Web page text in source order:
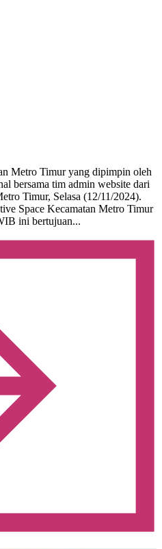
Metro Timur yang dipimpin oleh
bersama tim admin website dari
Timur, Selasa (12/11/2024).
Space Kecamatan Metro Timur
ini bertujuan...